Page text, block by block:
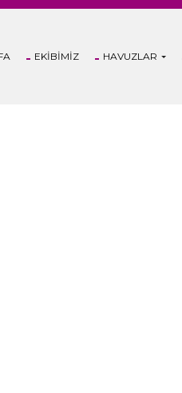
EKİBİMİZ HAVUZLAR